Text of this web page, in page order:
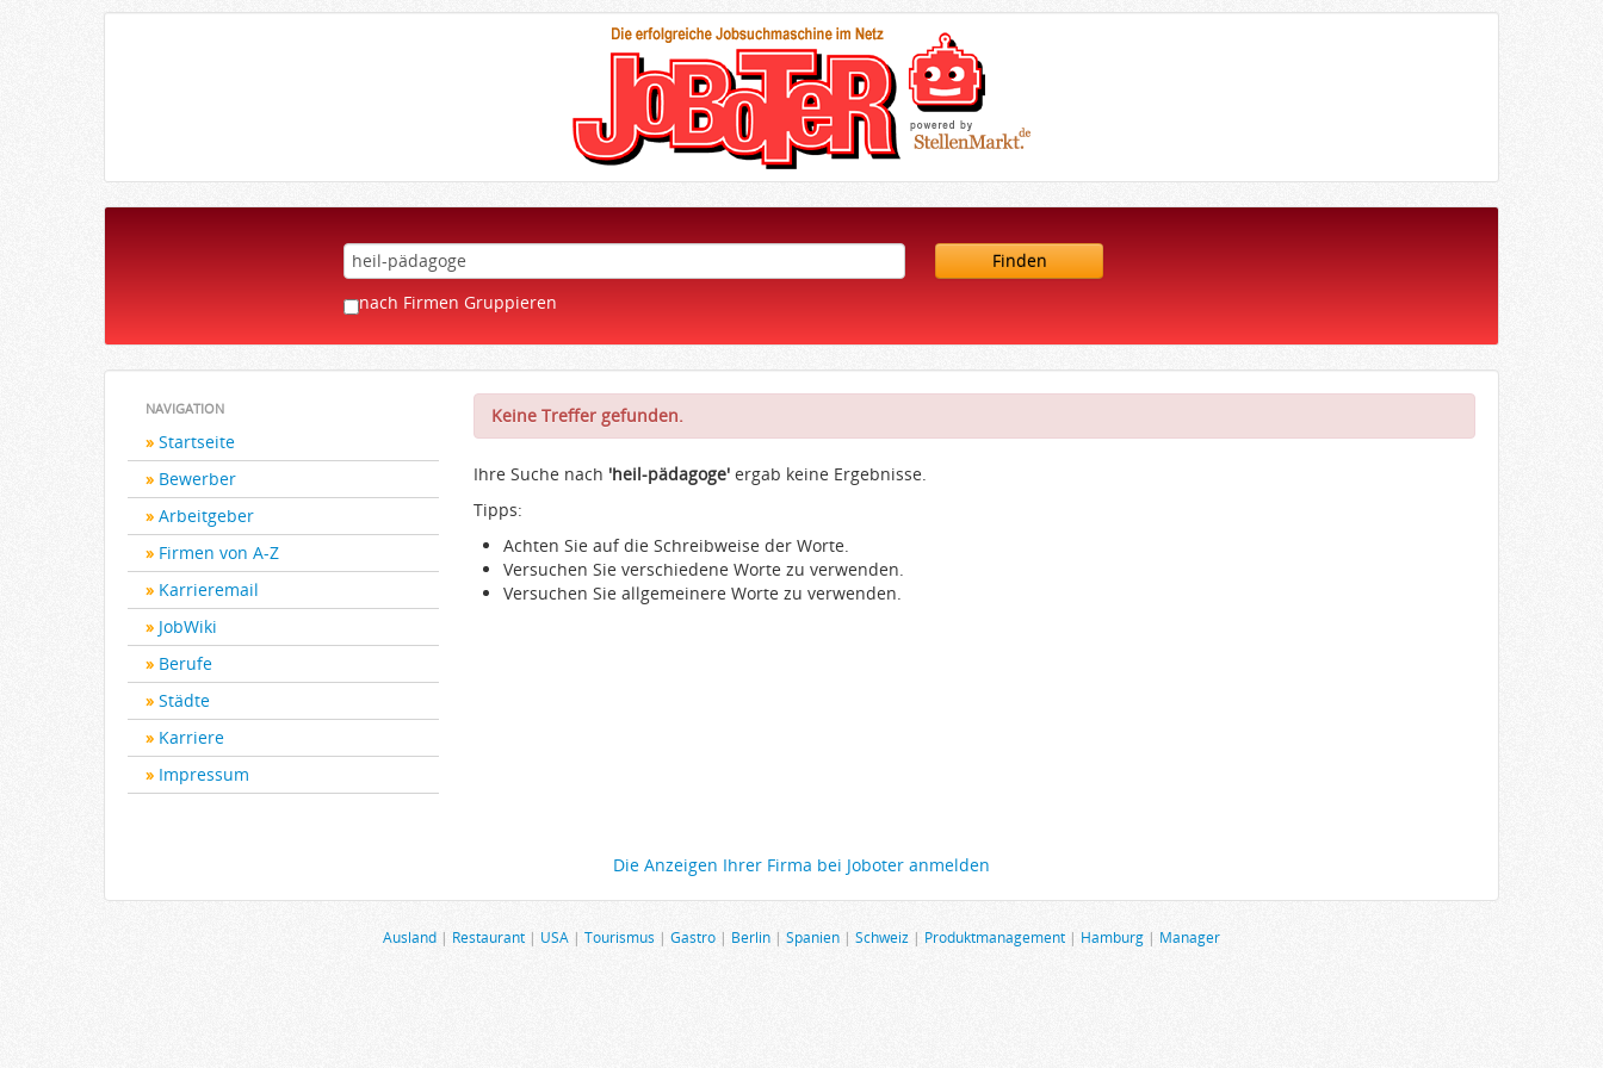
Finden
nach Firmen Gruppieren
NAVIGATION
Startseite
Bewerber
Arbeitgeber
Firmen von A-Z
Karrieremail
JobWiki
Berufe
Städte
Karriere
Impressum
Keine Treffer gefunden.
Ihre Suche nach 'heil-pädagoge'ergab keine Ergebnisse.
Tipps:
Achten Sie auf die Schreibweise der Worte.
Versuchen Sie verschiedene Worte zu verwenden.
Versuchen Sie allgemeinere Worte zu verwenden.
Die Anzeigen Ihrer Firma bei Joboter anmelden
Ausland | Restaurant | USA | Tourismus | Gastro | Berlin | Spanien | Schweiz | Produktmanagement | Hamburg | Manager